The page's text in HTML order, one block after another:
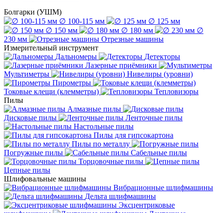
Болгарки (УШМ)
∅ 100-115 мм
∅ 125 мм
∅ 150 мм
∅ 180 мм
∅
230 мм
Отрезные машины
Измерительный инструмент
Дальномеры
Детекторы
Лазерные приёмники
Мультиметры
Нивелиры (уровни)
Пирометры
Токовые клещи (клемметры)
Тепловизоры
Пилы
Алмазные пилы
Дисковые пилы
Ленточные пилы
Настольные пилы
Пилы для гипсокартона
Пилы по металлу
Погружные пилы
Сабельные пилы
Торцовочные пилы
Цепные пилы
Шлифовальные машины
Вибрационные шлифмашины
Дельта шлифмашины
Эксцентриковые